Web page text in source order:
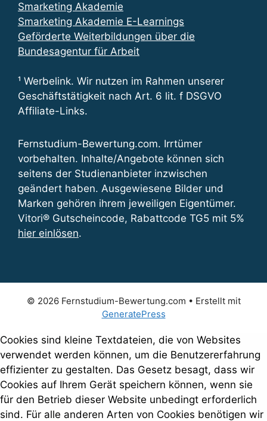
Smarketing Akademie
Smarketing Akademie E-Learnings
Geförderte Weiterbildungen über die
Bundesagentur für Arbeit
¹ Werbelink. Wir nutzen im Rahmen unserer
Geschäftstätigkeit nach Art. 6 lit. f DSGVO
Affiliate-Links.
Fernstudium-Bewertung.com. Irrtümer
vorbehalten. Inhalte/Angebote können sich
seitens der Studienanbieter inzwischen
geändert haben. Ausgewiesene Bilder und
Marken gehören ihrem jeweiligen Eigentümer.
Vitori® Gutscheincode, Rabattcode TG5 mit 5%
hier einlösen.
© 2026 Fernstudium-Bewertung.com • Erstellt mit
GeneratePress
Cookies sind kleine Textdateien, die von Websites
verwendet werden können, um die Benutzererfahrung
effizienter zu gestalten. Das Gesetz besagt, dass wir
Cookies auf Ihrem Gerät speichern können, wenn sie
für den Betrieb dieser Website unbedingt erforderlich
sind. Für alle anderen Arten von Cookies benötigen wir